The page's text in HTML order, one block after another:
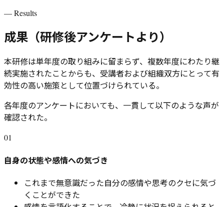
—Results
成果（研修後アンケートより）
本研修は単年度の取り組みに留まらず、複数年度にわたり継
続実施されたことからも、受講者および組織双方にとって有
効性の高い施策として位置づけられている。
各年度のアンケートにおいても、一貫して以下のような声が
確認された。
01
自身の状態や感情への気づき
これまで無意識だった自分の感情や思考のクセに気づ
くことができた